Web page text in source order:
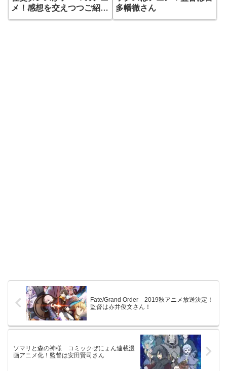
メ！感想を交えつつご紹
介！
多幡徹さん
Fate/Grand Order 2019秋アニメ放送決定！
監督は赤井俊文さん！
ソマリと森の神様 コミックぜにょん連載漫
画アニメ化！監督は安田賢司さん